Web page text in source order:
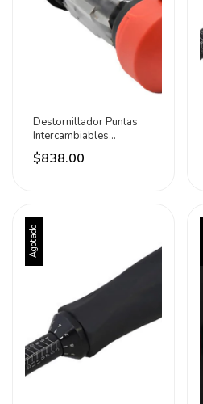
Destornillador Puntas
Intercambiables
Convencionales 15 En 1
$838.00
Agotado